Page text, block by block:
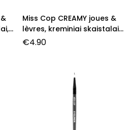
Miss Cop CREAMY joues &
lèvres, kreminiai skaistalai,
01- Nude Mood, 3 g.
€4.90